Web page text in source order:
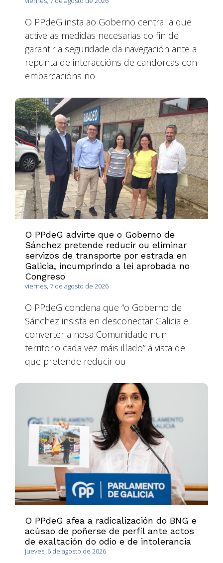
O PPdeG insta ao Goberno central a que
active as medidas necesarias co fin de
garantir a seguridade da navegación ante a
repunta de interaccións de candorcas con
embarcacións no
O PPdeG advirte que o Goberno de
Sánchez pretende reducir ou eliminar
servizos de transporte por estrada en
Galicia, incumprindo a lei aprobada no
Congreso
viernes, 7 de agosto de 2026
O PPdeG condena que “o Goberno de
Sánchez insista en desconectar Galicia e
converter a nosa Comunidade nun
territorio cada vez máis illado” á vista de
que pretende reducir ou
O PPdeG afea a radicalización do BNG e
acúsao de poñerse de perfil ante actos
de exaltación do odio e de intolerancia
jueves, 6 de agosto de 2026